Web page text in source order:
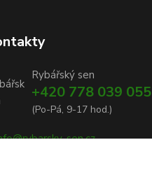
Rybářský sen
+420 778 039 055
(Po-Pá, 9-17 hod.)
sen.cz